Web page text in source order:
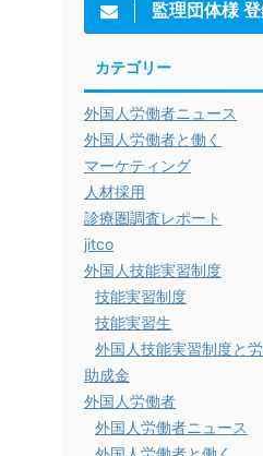
監理団体様
カテゴリー
外国人労働者ニュース
外国人労働者と働く
マーケティング
人材採用
診療圏調査レポート
jitco
外国人技能実習制度
技能実習制度
技能実習生
外国人技能実習制度と
助成金
外国人労働者
外国人労働者ニュース